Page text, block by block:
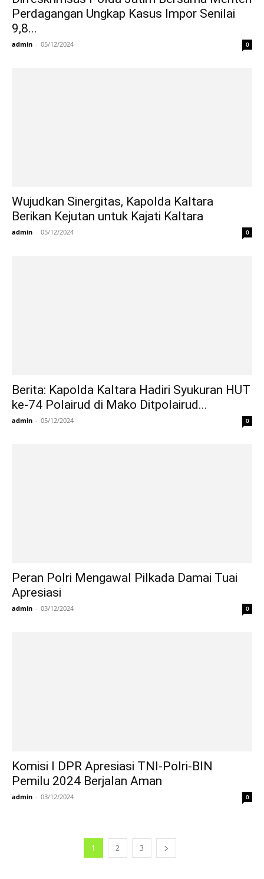
Perdagangan Ungkap Kasus Impor Senilai
9,8...
admin - 05/12/2024 0
Wujudkan Sinergitas, Kapolda Kaltara
Berikan Kejutan untuk Kajati Kaltara
admin - 05/12/2024 0
Berita: Kapolda Kaltara Hadiri Syukuran HUT
ke-74 Polairud di Mako Ditpolairud...
admin - 05/12/2024 0
Peran Polri Mengawal Pilkada Damai Tuai
Apresiasi
admin - 03/12/2024 0
Komisi I DPR Apresiasi TNI-Polri-BIN
Pemilu 2024 Berjalan Aman
admin - 03/12/2024 0
1 2 3